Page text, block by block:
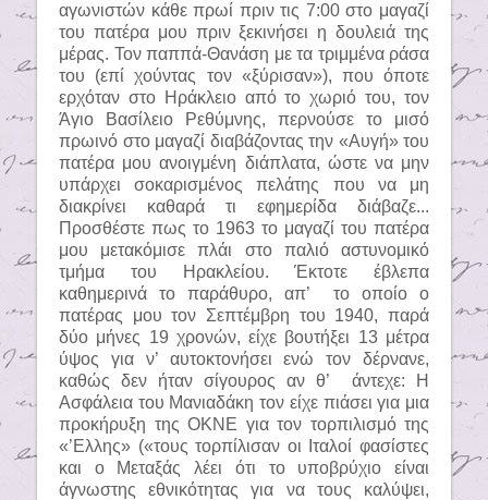
αγωνιστών κάθε πρωί πριν τις 7:00 στο μαγαζί
του πατέρα μου πριν ξεκινήσει η δουλειά της
μέρας. Τον παππά-Θανάση με τα τριμμένα ράσα
του (επί χούντας τον «ξύρισαν»), που όποτε
ερχόταν στο Ηράκλειο από το χωριό του, τον
Άγιο Βασίλειο Ρεθύμνης, περνούσε το μισό
πρωινό στο μαγαζί διαβάζοντας την «Αυγή» του
πατέρα μου ανοιγμένη διάπλατα, ώστε να μην
υπάρχει σοκαρισμένος πελάτης που να μη
διακρίνει καθαρά τι εφημερίδα διάβαζε...
Προσθέστε πως το 1963 το μαγαζί του πατέρα
μου μετακόμισε πλάι στο παλιό αστυνομικό
τμήμα του Ηρακλείου. Έκτοτε έβλεπα
καθημερινά το παράθυρο, απ’
το οποίο ο
πατέρας μου τον Σεπτέμβρη του 1940, παρά
δύο μήνες 19 χρονών, είχε βουτήξει 13 μέτρα
ύψος για ν’ αυτοκτονήσει ενώ τον δέρνανε,
καθώς δεν ήταν σίγουρος αν θ’
άντεχε: Η
Ασφάλεια του Μανιαδάκη τον είχε πιάσει για μια
προκήρυξη της ΟΚΝΕ για τον τορπιλισμό της
«’Ελλης» («τους τορπίλισαν οι Ιταλοί φασίστες
και ο Μεταξάς λέει ότι το υποβρύχιο είναι
άγνωστης εθνικότητας για να τους καλύψει,